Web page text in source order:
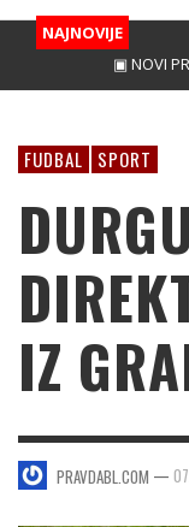
NAJNOVIJE
▣ NOVI
FUDBAL SPORT
IZ
PRAVDABL.COM —